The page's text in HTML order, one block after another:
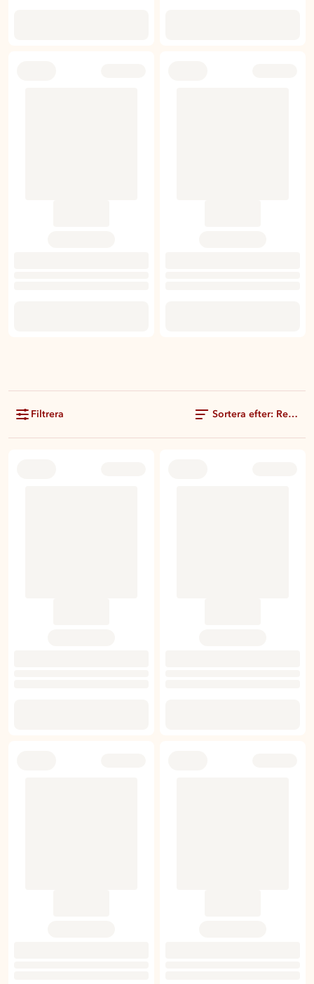
Filtrera Sortera efter: